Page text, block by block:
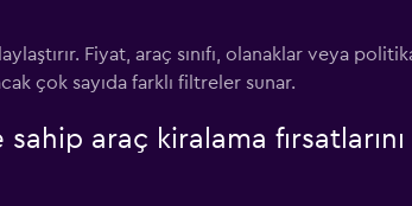
Fiyat, araç sınıfı, olanaklar veya
çok sayıda farklı filtreler sunar.
araç kiralama fırsatlarını